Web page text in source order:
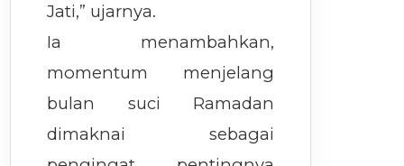
Jati,” ujarnya.
Ia menambahkan,
momentum menjelang
bulan suci Ramadan
dimaknai sebagai